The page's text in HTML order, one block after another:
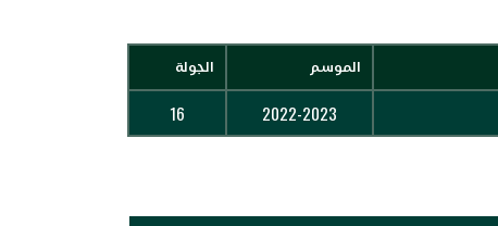
الموسم الجولة
2022-2023
16